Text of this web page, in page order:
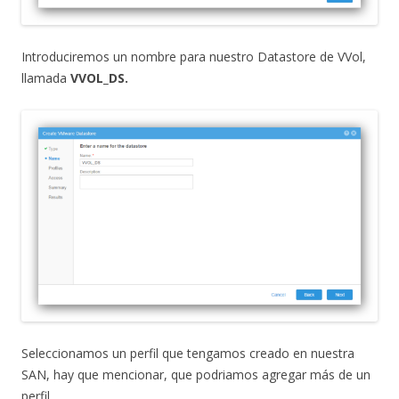
Introduciremos un nombre para nuestro Datastore de VVol,
llamada VVOL_DS.
Seleccionamos un perfil que tengamos creado en nuestra
SAN, hay que mencionar, que podriamos agregar más de un